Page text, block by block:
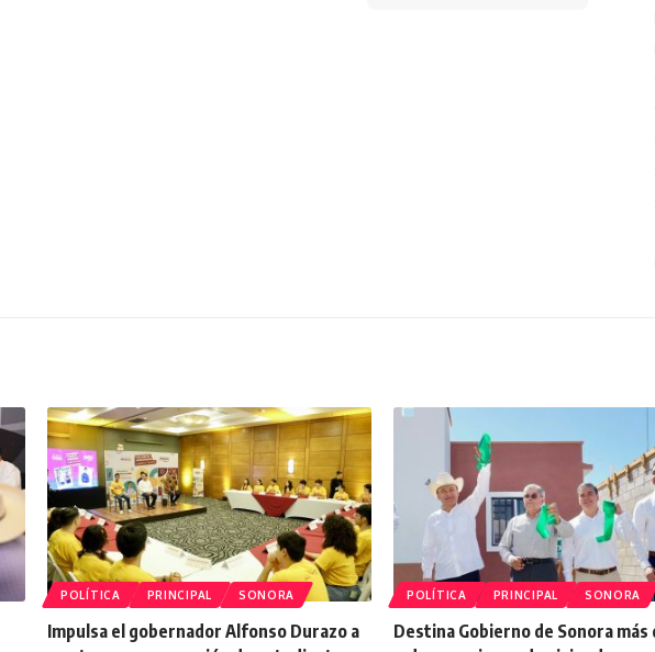
POLÍTICA PRINCIPAL SONORA
Impulsa el gobernador Alfonso Durazo a
POLÍTICA PRINCIPAL SONORA
Destina Gobierno de Sonora más